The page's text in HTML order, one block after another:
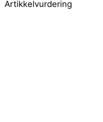
Artikkelvurdering